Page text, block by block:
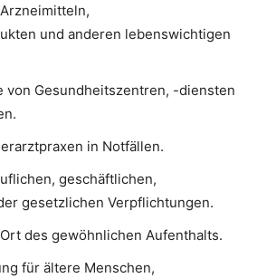
und anderen lebenswichtigen
von Gesundheitszentren, -diensten
in Notfällen.
geschäftlichen,
gesetzlichen Verpflichtungen.
des gewöhnlichen Aufenthalts.
für ältere Menschen,